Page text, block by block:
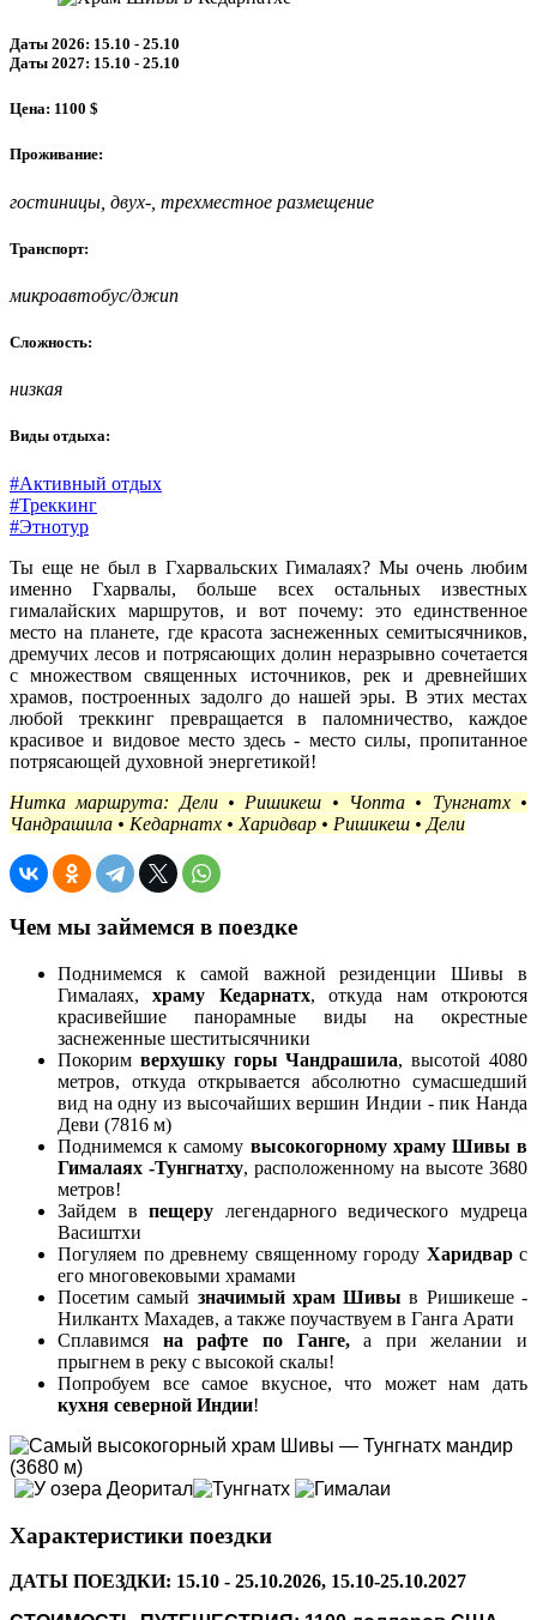
Даты 2026: 15.10 - 25.10
Даты 2027: 15.10 - 25.10
Цена: 1100 $
Проживание:
гостиницы, двух-, трехместное размещение
Транспорт:
микроавтобус/джип
Сложность:
низкая
Виды отдыха:
#Активный отдых
#Треккинг
#Этнотур
Ты еще не был в Гхарвальских Гималаях? Мы очень любим
именно Гхарвалы, больше всех остальных известных
гималайских маршрутов, и вот почему: это единственное
место на планете, где красота заснеженных семитысячников,
дремучих лесов и потрясающих долин неразрывно сочетается
с множеством священных источников, рек и древнейших
храмов, построенных задолго до нашей эры. В этих местах
любой треккинг превращается в паломничество, каждое
красивое и видовое место здесь - место силы, пропитанное
потрясающей духовной энергетикой!
Нитка маршрута: Дели • Ришикеш • Чопта • Тунгнатх •
Чандрашила • Кедарнатх • Харидвар • Ришикеш • Дели
Чем мы займемся в поездке
Поднимемся к самой важной резиденции Шивы в
Гималаях,храму Кедарнатх, откуда нам откроются
красивейшие панорамные виды на окрестные
заснеженные шеститысячники
Покорим верхушку горы Чандрашила, высотой 4080
метров, откуда открывается абсолютно сумасшедший
вид на одну из высочайших вершин Индии - пик Нанда
Деви (7816 м)
Поднимемся к самому высокогорному храму Шивы в
Гималаях -Тунгнатху, расположенному на высоте 3680
метров!
Зайдем впещеру легендарного ведического мудреца
Васиштхи
Погуляем по древнему священному городу Харидварс
его многовековыми храмами
Посетим самый значимый храм Шивы в Ришикеше -
Нилкантх Махадев, а также поучаствуем в Ганга Арати
Сплавимся на рафте по Ганге,а при желании и
прыгнем в реку с высокой скалы!
Попробуем все самое вкусное, что может нам дать
кухня северной Индии!
Характеристики поездки
ДАТЫ ПОЕЗДКИ: 15.10 - 25.10.2026, 15.10-25.10.2027